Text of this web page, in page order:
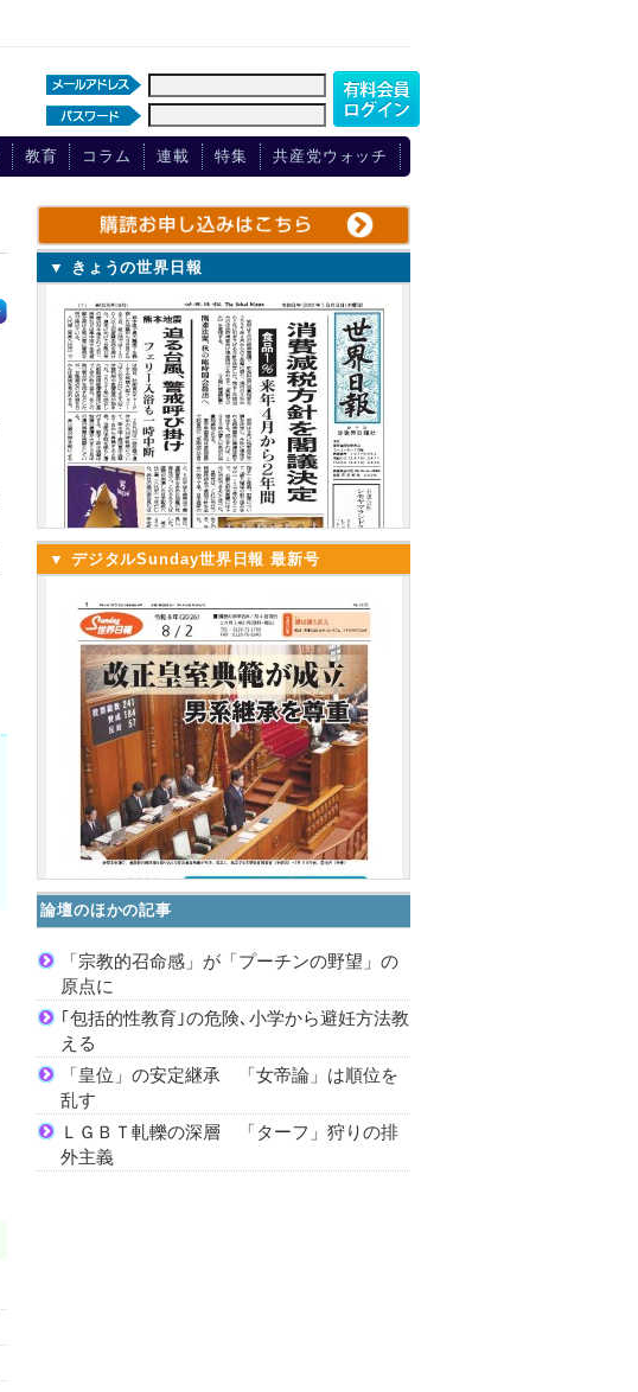
教育 コラム 連載 特集 共産党ウォッチ
▼ きょうの世界日報
▼ デジタルSunday世界日報 最新号
論壇のほかの記事
「宗教的召命感」が「プーチンの野望」の
原点に
｢包括的性教育｣の危険､小学から避妊方法教
える
「皇位」の安定継承 「女帝論」は順位を
乱す
ＬＧＢＴ軋轢の深層 「ターフ」狩りの排
外主義